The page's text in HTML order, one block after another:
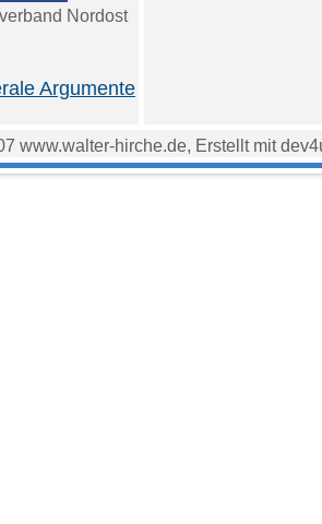
Nordost
www.walter-hirche.de, Erstellt mit